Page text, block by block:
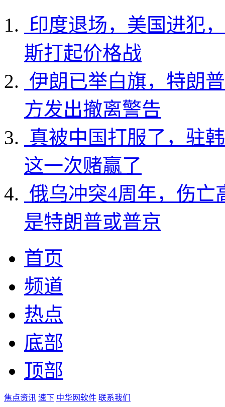
印度退场，美国进犯
斯打起价格战
伊朗已举白旗，特朗
方发出撤离警告
真被中国打服了，驻
这一次赌赢了
俄乌冲突4周年，伤亡
是特朗普或普京
首页
频道
热点
底部
顶部
焦点资讯 速下 中华网软件 联系我们